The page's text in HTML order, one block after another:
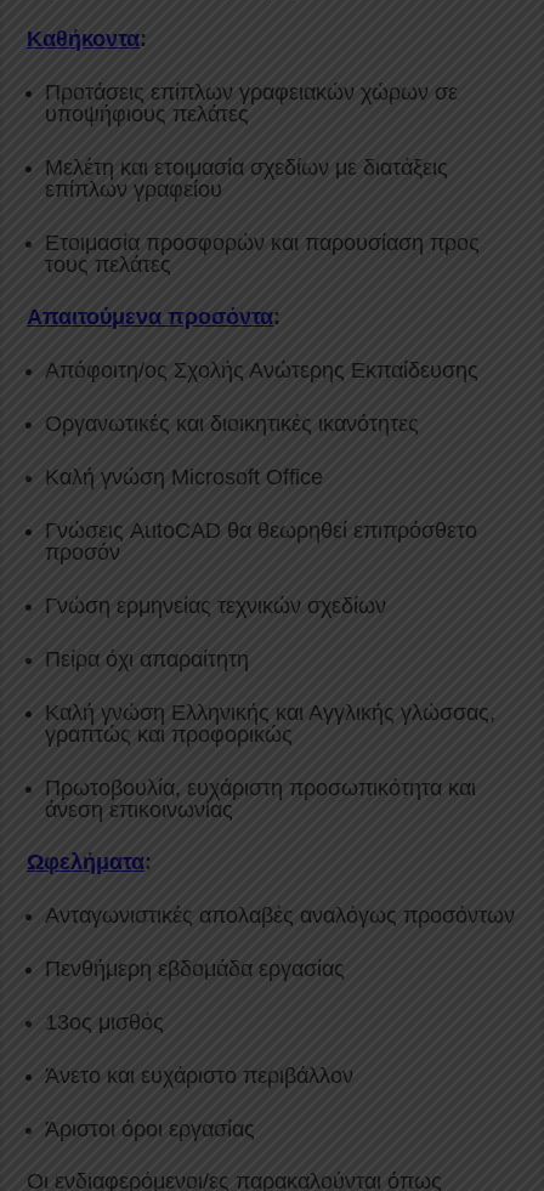
Καθήκοντα:
Προτάσεις επίπλων γραφειακών χώρων σε
υποψήφιους πελάτες
Μελέτη και ετοιμασία σχεδίων με διατάξεις
επίπλων γραφείου
Ετοιμασία προσφορών και παρουσίαση προς
τους πελάτες
Απαιτούμενα προσόντα:
Απόφοιτη/ος Σχολής Ανώτερης Εκπαίδευσης
Οργανωτικές και διοικητικές ικανότητες
Καλή γνώση Microsoft Office
Γνώσεις AutoCAD θα θεωρηθεί επιπρόσθετο
προσόν
Γνώση ερμηνείας τεχνικών σχεδίων
Πείρα όχι απαραίτητη
Καλή γνώση Ελληνικής και Αγγλικής γλώσσας,
γραπτώς και προφορικώς
Πρωτοβουλία, ευχάριστη προσωπικότητα και
άνεση επικοινωνίας
Ωφελήματα:
Ανταγωνιστικές απολαβές αναλόγως προσόντων
Πενθήμερη εβδομάδα εργασίας
13ος μισθός
Άνετο και ευχάριστο περιβάλλον
Άριστοι όροι εργασίας
Οι ενδιαφερόμενοι/ες παρακαλούνται όπως